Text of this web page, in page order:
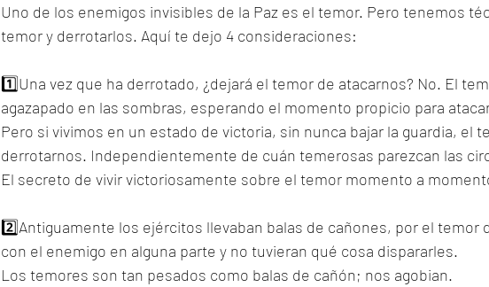
Uno de los enemigos invisibles de la Paz es el temor. Pero tenemos
temor y derrotarlos. Aquí te dejo 4 consideraciones:
1️⃣Una vez que ha derrotado, ¿dejará el temor de atacarnos? No. El
agazapado en las sombras, esperando el momento propicio para
Pero si vivimos en un estado de victoria, sin nunca bajar la guardia, el
derrotarnos. Independientemente de cuán temerosas parezcan las
El secreto de vivir victoriosamente sobre el temor momento a
2️⃣Antiguamente los ejércitos llevaban balas de cañones, por el temor
con el enemigo en alguna parte y no tuvieran qué cosa dispararles.
Los temores son tan pesados como balas de cañón; nos agobian.